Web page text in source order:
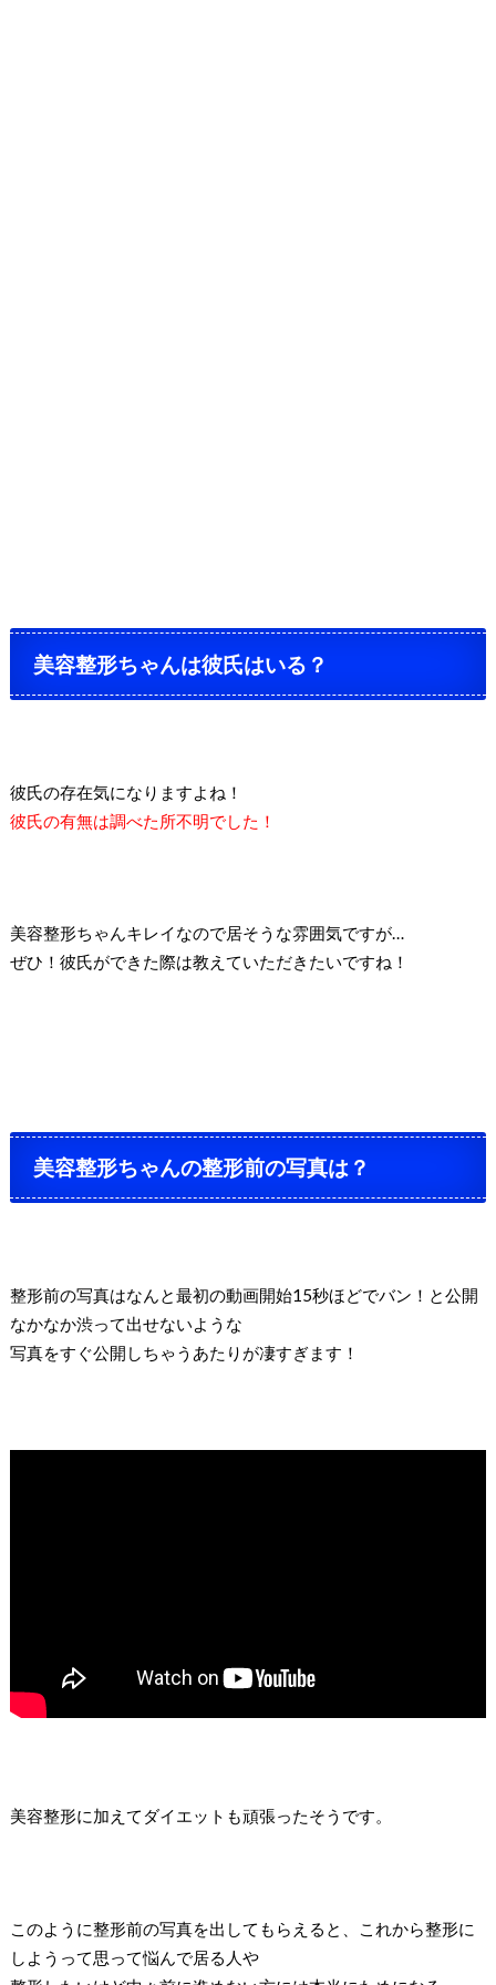
美容整形ちゃんは彼氏はいる？
彼氏の存在気になりますよね！
彼氏の有無は調べた所不明でした！
美容整形ちゃんキレイなので居そうな雰囲気ですが…
ぜひ！彼氏ができた際は教えていただきたいですね！
美容整形ちゃんの整形前の写真は？
整形前の写真はなんと最初の動画開始15秒ほどでバン！と公開
なかなか渋って出せないような
写真をすぐ公開しちゃうあたりが凄すぎます！
美容整形に加えてダイエットも頑張ったそうです。
このように整形前の写真を出してもらえると、これから整形に
しようって思って悩んで居る人や